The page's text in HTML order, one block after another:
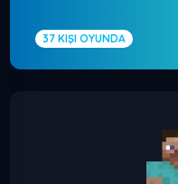
37 KIŞI OYUNDA